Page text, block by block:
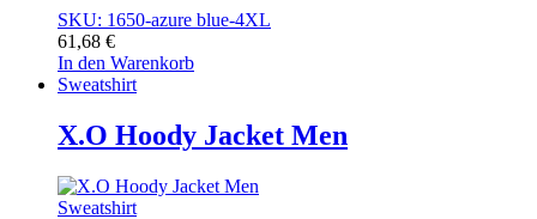
SKU: 1650-azure blue-4XL
61,68 €
In den Warenkorb
Sweatshirt
X.O Hoody Jacket Men
Sweatshirt